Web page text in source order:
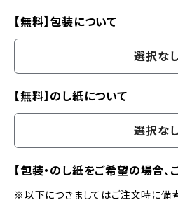
【無料】包装について
選択な
【無料】のし紙について
選択な
【包装・のし紙をご希望の場合、
※以下につきましてはご注文時に備